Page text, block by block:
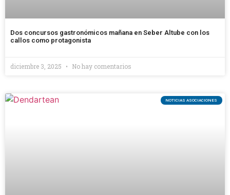
Dos concursos gastronómicos mañana en Seber Altube con los
callos como protagonista
diciembre 3, 2025 No hay comentarios
NOTICIAS ASOCIACIONES